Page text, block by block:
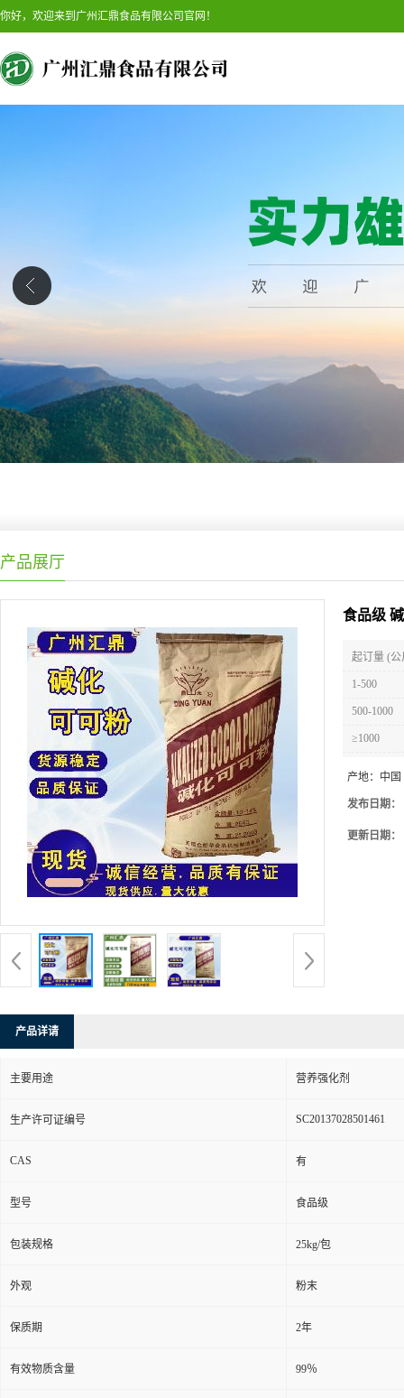
你好，欢迎来到广州汇鼎食品有限公司官网！
产品展厅
食品级
起订量 (公
1-500
500-1000
≥1000
产地： 中国
发布日期：
更新日期：
产品详请
主要用途 营养强化剂
生产许可证编号 SC20137028501461
CAS 有
型号 食品级
包装规格 25kg/包
外观 粉末
保质期 2年
有效物质含量 99％